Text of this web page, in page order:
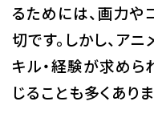
るためには、画力や
切です。しかし、ア
キル・経験が求め
じることも多くありま